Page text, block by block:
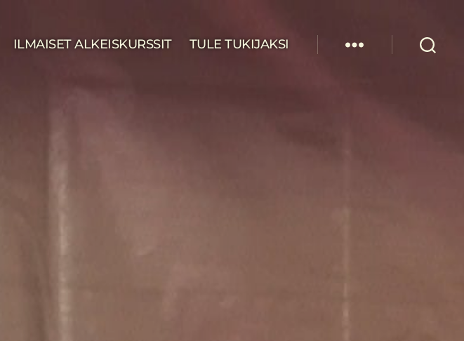
ILMAISET ALKEISKURSSIT TULE TUKIJAKSI